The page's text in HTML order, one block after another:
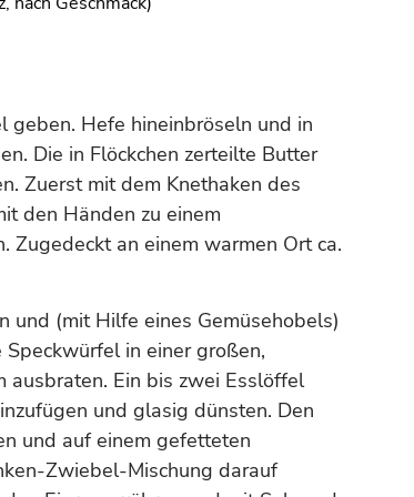
geben. Hefe hineinbröseln und in
Die in Flöckchen zerteilte Butter
Zuerst mit dem Knethaken des
den Händen zu einem
Zugedeckt an einem warmen Ort ca.
und (mit Hilfe eines Gemüsehobels)
in einer großen,
ausbraten. Ein bis zwei Esslöffel
und glasig dünsten. Den
und auf einem gefetteten
Zwiebel-Mischung darauf